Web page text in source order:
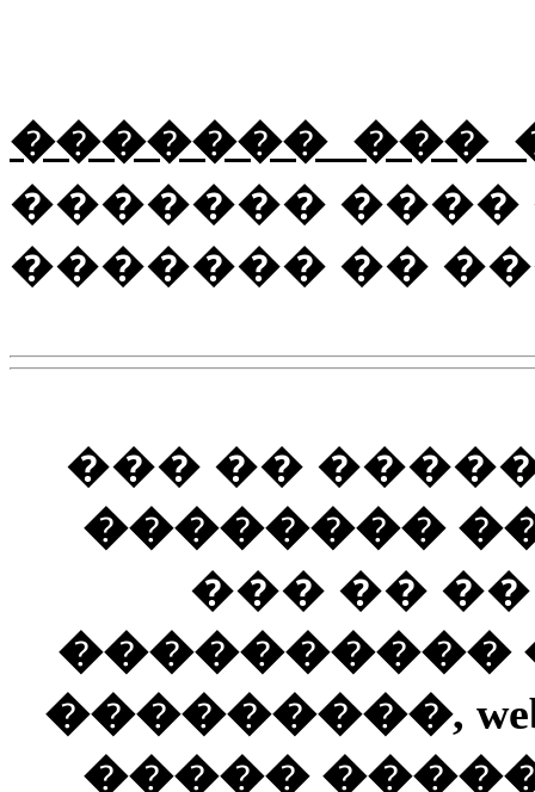
������� ���
������� ����
������� ��
��� ��
��������
��� ��
����������
���������,
�����